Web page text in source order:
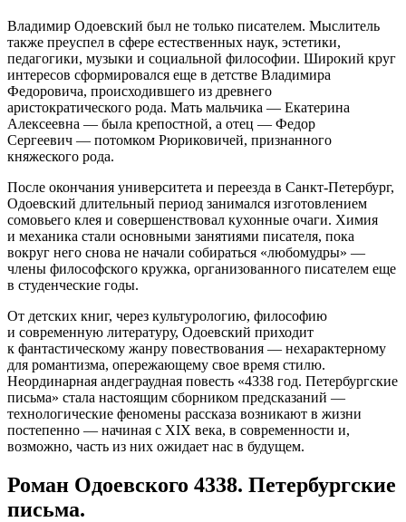
Владимир Одоевский был не только писателем. Мыслитель
также преуспел в сфере естественных наук, эстетики,
педагогики, музыки и социальной философии. Широкий круг
интересов сформировался еще в детстве Владимира
Федоровича, происходившего из древнего
аристократического рода. Мать мальчика — Екатерина
Алексеевна — была крепостной, а отец — Федор
Сергеевич — потомком Рюриковичей, признанного
княжеского рода.
После окончания университета и переезда в Санкт-Петербург,
Одоевский длительный период занимался изготовлением
сомовьего клея и совершенствовал кухонные очаги. Химия
и механика стали основными занятиями писателя, пока
вокруг него снова не начали собираться «любомудры» —
члены философского кружка, организованного писателем еще
в студенческие годы.
От детских книг, через культурологию, философию
и современную литературу, Одоевский приходит
к фантастическому жанру повествования — нехарактерному
для романтизма, опережающему свое время стилю.
Неординарная андеграудная повесть «4338 год. Петербургские
письма» стала настоящим сборником предсказаний —
технологические феномены рассказа возникают в жизни
постепенно — начиная с XIX века, в современности и,
возможно, часть из них ожидает нас в будущем.
Роман Одоевского 4338. Петербургские
письма.